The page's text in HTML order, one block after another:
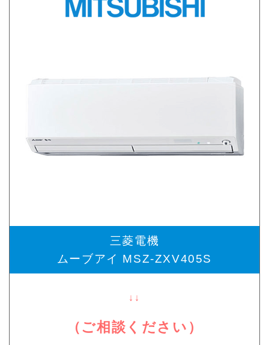
三菱電機
ムーブアイ MSZ-ZXV405S
↓↓
（ご相談ください）